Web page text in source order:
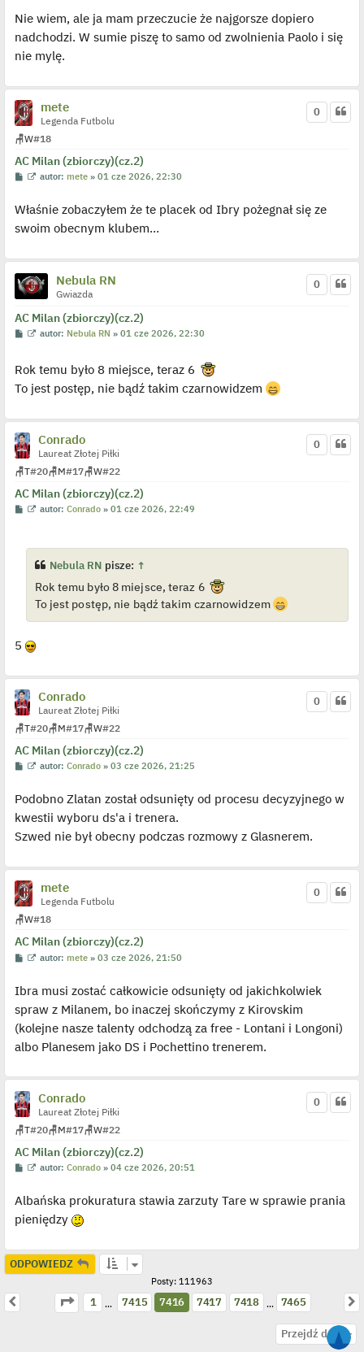
Nie wiem, ale ja mam przeczucie że najgorsze dopiero
nadchodzi. W sumie piszę to samo od zwolnienia Paolo i się
nie mylę.
mete
Legenda Futbolu
🪑W#18
AC Milan (zbiorczy)(cz.2)
0
P
t
W
w
e
p
o
j
e
d
y
n
c
p
o
s
autor:mete »01 cze 2026, 22:30
Właśnie zobaczyłem że te placek od Ibry pożegnał się ze
swoim obecnym klubem…
Nebula RN
Gwiazda
AC Milan (zbiorczy)(cz.2)
0
P
W
w
e
t
p
j
e
d
y
c
z
y
autor: Nebula RN »01 cze 2026, 22:30
Rok temu było 8 miejsce, teraz 6
To jest postęp, nie bądź takim czarnowidzem
Conrado
Laureat Złotej Piłki
🪑T#20🪑M#17🪑W#22
AC Milan (zbiorczy)(cz.2)
0
P
W
i
e
t
l
p
o
e
z
p
o
t
autor:Conrado »01 cze 2026, 22:49
Nebula RN pisze: ↑
Rok temu było 8 miejsce, teraz 6
To jest postęp, nie bądź takim czarnowidzem
5
Conrado
Laureat Złotej Piłki
🪑T#20🪑M#17🪑W#22
AC Milan (zbiorczy)(cz.2)
0
P
t
W
w
e
l
j
d
y
c
y
p
t
autor:Conrado »03 cze 2026, 21:25
Podobno Zlatan został odsunięty od procesu decyzyjnego w
kwestii wyboru ds'a i trenera.
Szwed nie był obecny podczas rozmowy z Glasnerem.
mete
Legenda Futbolu
🪑W#18
AC Milan (zbiorczy)(cz.2)
0
P
t
W
w
i
e
l
p
o
d
y
n
c
z
y
p
o
s
autor:mete »03 cze 2026, 21:50
Ibra musi zostać całkowicie odsunięty od jakichkolwiek
spraw z Milanem, bo inaczej skończymy z Kirovskim
(kolejne nasze talenty odchodzą za free - Lontani i Longoni)
albo Planesem jako DS i Pochettino trenerem.
Conrado
Laureat Złotej Piłki
🪑T#20🪑M#17🪑W#22
AC Milan (zbiorczy)(cz.2)
0
P
t
W
w
i
e
p
o
j
autor:Conrado »04 cze 2026, 20:51
Albańska prokuratura stawia zarzuty Tare w sprawie prania
pieniędzy
ODPOWIEDZ
Posty: 111963
Strona 7416z7465
Poprzednia 1 … 7415 7416 7417 7418 … 7465
Przejdź doN
a